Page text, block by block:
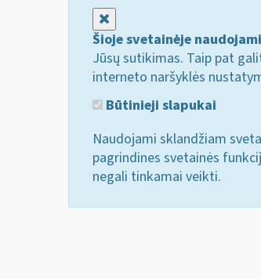
Šioje svetainėje
Jūsų sutikimas. Taip pat
interneto naršyklės
Būtinieji slapukai
Naudojami sklandžiam
pagrindines svetainės
negali tinkamai veikti.